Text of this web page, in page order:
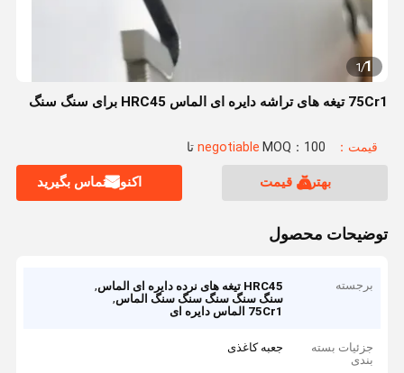
1
/
1
75Cr1 تیغه های تراشه دایره ای الماس HRC45 برای سنگ سنگ
قیمت：negotiable MOQ：100 تا
بهترین قیمت اکنون تماس بگیرید
توضیحات محصول
برجسته HRC45 تیغه های نرده دایره ای الماس
,
سنگ سنگ سنگ سنگ سنگ الماس,
75Cr1 الماس دایره ای
جزئیات بسته
بندی
جعبه کاغذی